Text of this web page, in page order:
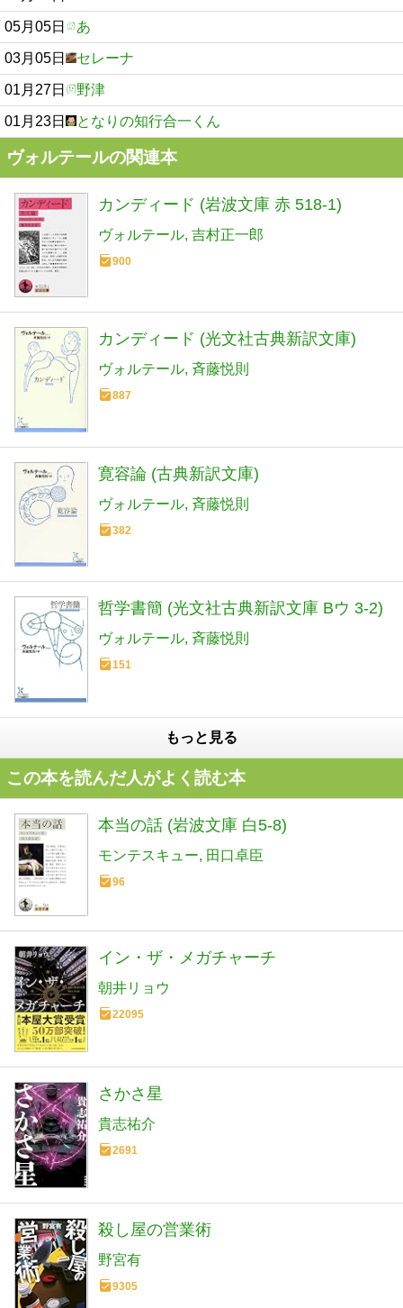
05月05日 あ
03月05日 セレーナ
01月27日 野津
01月23日 となりの知行合一くん
ヴォルテールの関連本
カンディード (岩波文庫 赤 518-1)
ヴォルテール 吉村正一郎
900
カンディード (光文社古典新訳文庫)
ヴォルテール 斉藤悦則
887
寛容論 (古典新訳文庫)
ヴォルテール 斉藤悦則
382
哲学書簡 (光文社古典新訳文庫 Bウ 3-2)
ヴォルテール 斉藤悦則
151
もっと見る
この本を読んだ人がよく読む本
本当の話 (岩波文庫 白5-8)
モンテスキュー 田口卓臣
96
イン・ザ・メガチャーチ
朝井リョウ
22095
さかさ星
貴志祐介
2691
殺し屋の営業術
野宮有
9305